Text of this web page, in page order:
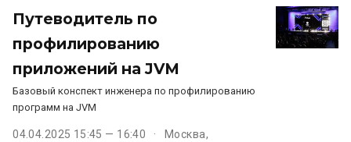
Путеводитель по
профилированию
приложений на JVM
Базовый конспект инженера по профилированию
программ на JVM
04.04.2025 15:45 — 16:40
Москва,